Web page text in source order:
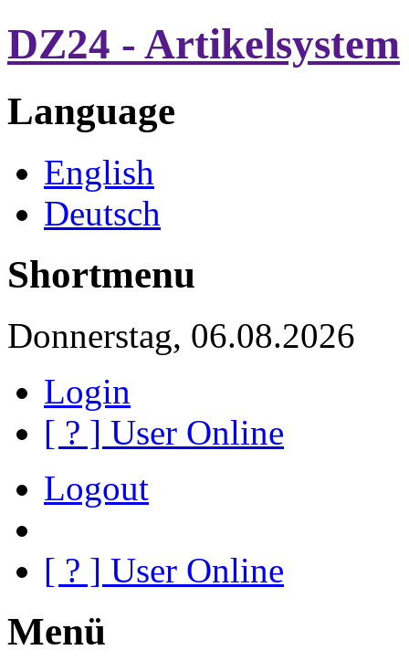
DZ24 - Artikelsystem
Language
English
Deutsch
Shortmenu
Donnerstag, 06.08.2026
Login
[ ? ] User Online
Logout
[ ? ] User Online
Menü